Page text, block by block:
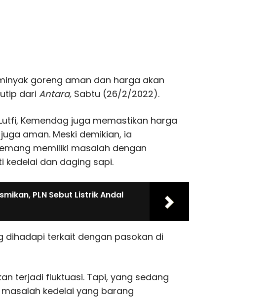
goreng aman dan harga akan
dari Antara, Sabtu (26/2/2022).
Kemendag juga memastikan harga
aman. Meski demikian, ia
memiliki masalah dengan
kedelai dan daging sapi.
PLN Sebut Listrik Andal
dihadapi terkait dengan pasokan di
terjadi fluktuasi. Tapi, yang sedang
kedelai yang barang